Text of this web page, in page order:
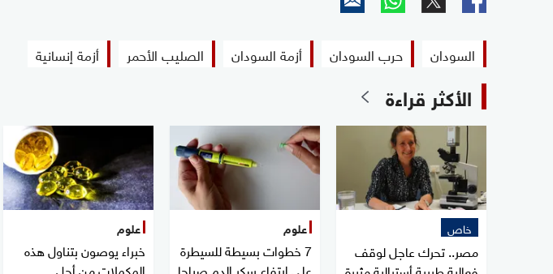
السودان حرب السودان أزمة السودان الصليب الأحمر أزمة إنسانية
الأكثر قراءة
خاص
مصر.. تحرك عاجل لوقف
علوم
7 خطوات بسيطة للسيطرة
على ارتفاع سكر الدم صباحا
علوم
خبراء يوصون بتناول هذه
المكملات من أجل